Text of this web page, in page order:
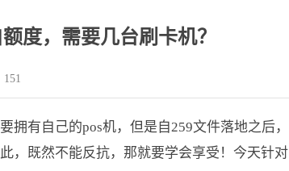
度，需要几台刷卡机？
151
有自己的pos机，但是自259文件落地之后，
，既然不能反抗，那就要学会享受！今天针对